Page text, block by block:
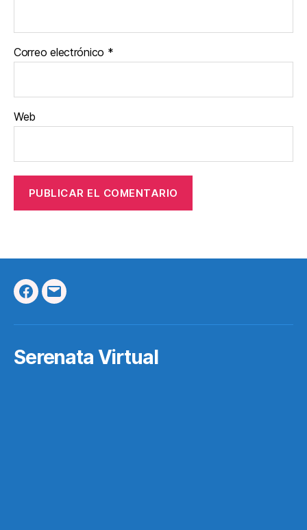
Correo electrónico *
Web
Facebook
Correo
Serenata Virtual